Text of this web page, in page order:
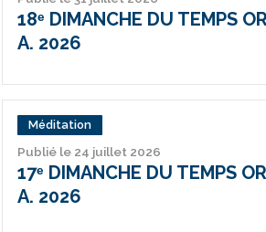
18ᵉ DIMANCHE DU TEMPS
A. 2026
Méditation
Publié le 24 juillet 2026
17ᵉ DIMANCHE DU TEMPS
A. 2026